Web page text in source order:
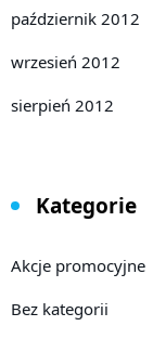
październik 2012
wrzesień 2012
sierpień 2012
Kategorie
Akcje promocyjne
Bez kategorii